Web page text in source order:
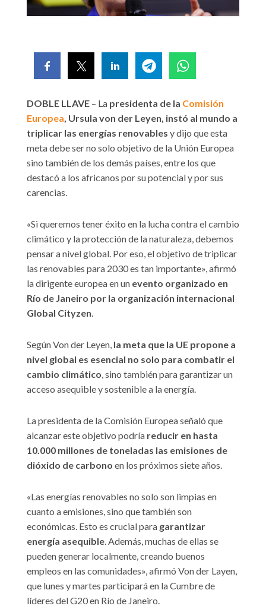
DOBLE LLAVE – La presidenta de la Comisión
Europea, Ursula von der Leyen, instó al mundo a
triplicar las energías renovables y dijo que esta
meta debe ser no solo objetivo de la Unión Europea
sino también de los demás países, entre los que
destacó a los africanos por su potencial y por sus
carencias.
«Si queremos tener éxito en la lucha contra el cambio
climático y la protección de la naturaleza, debemos
pensar a nivel global. Por eso, el objetivo de triplicar
las renovables para 2030 es tan importante», afirmó
la dirigente europea en un evento organizado en
Río de Janeiro por la organización internacional
Global Cityzen.
Según Von der Leyen, la meta que la UE propone a
nivel global es esencial no solo para combatir el
cambio climático, sino también para garantizar un
acceso asequible y sostenible a la energía.
La presidenta de la Comisión Europea señaló que
alcanzar este objetivo podría reducir en hasta
10.000 millones de toneladas las emisiones de
dióxido de carbono en los próximos siete años.
«Las energías renovables no solo son limpias en
cuanto a emisiones, sino que también son
económicas. Esto es crucial para garantizar
energía asequible. Además, muchas de ellas se
pueden generar localmente, creando buenos
empleos en las comunidades», afirmó Von der Layen,
que lunes y martes participará en la Cumbre de
líderes del G20 en Río de Janeiro.